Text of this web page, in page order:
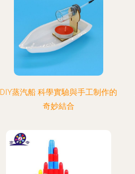
DIY蒸汽船 科學實驗與手工制作的
奇妙結合